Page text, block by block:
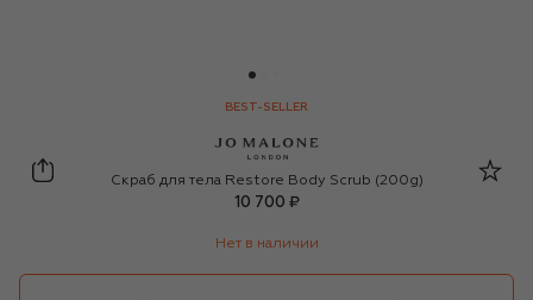
BEST-SELLER
Jo Malone London
Скраб для тела Restore Body Scrub (200g)
10 700 ₽
Нет в наличии